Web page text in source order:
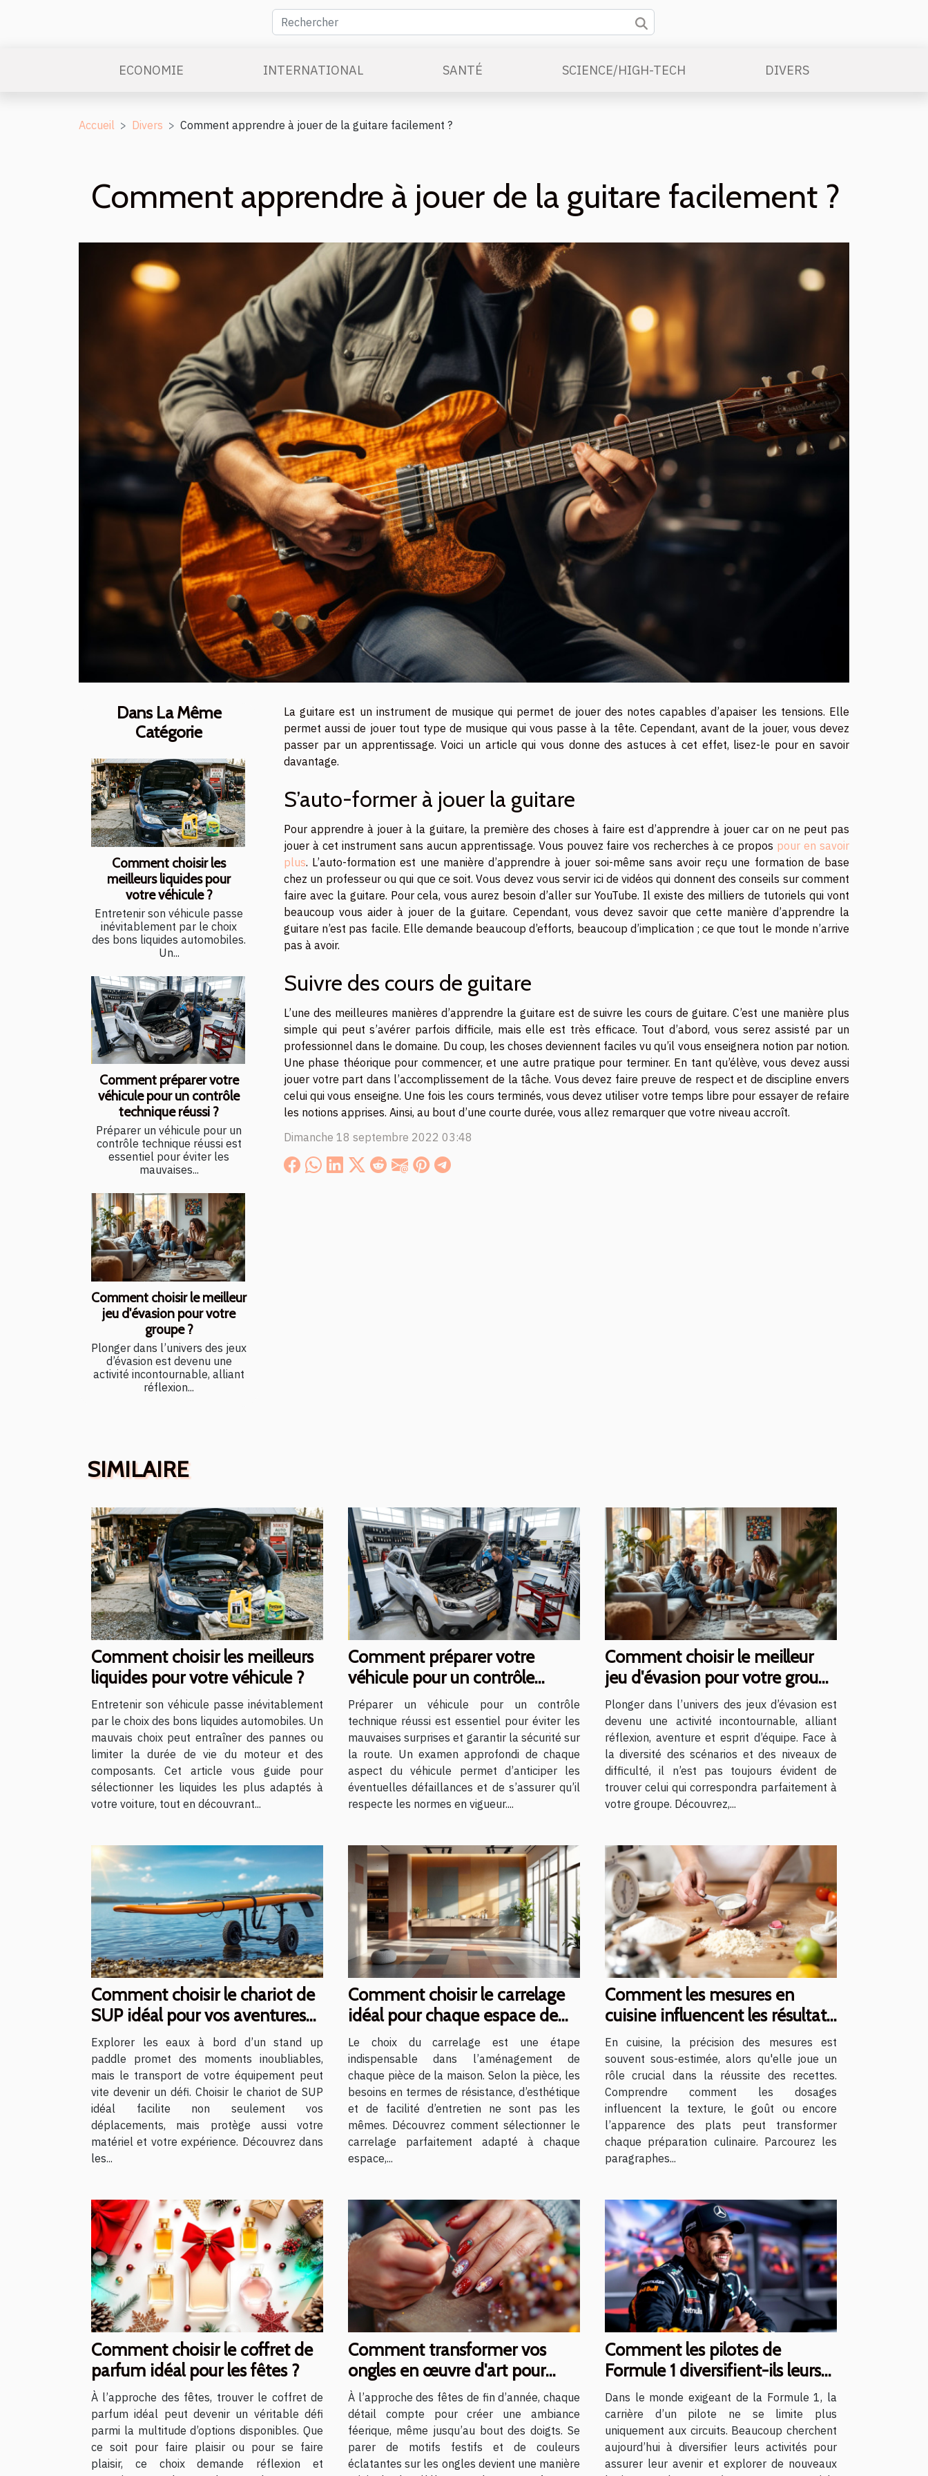
ECONOMIE INTERNATIONAL SANTÉ SCIENCE/HIGH-TECH DIVERS
Accueil Divers Comment apprendre à jouer de la guitare facilement ?
Comment apprendre à jouer de la guitare facilement ?
Dans La Même
Catégorie
Comment choisir les
meilleurs liquides pour
votre véhicule ?
Entretenir son véhicule passe
inévitablement par le choix
des bons liquides automobiles.
Un...
Comment préparer votre
véhicule pour un contrôle
technique réussi ?
Préparer un véhicule pour un
contrôle technique réussi est
essentiel pour éviter les
mauvaises...
Comment choisir le meilleur
jeu d'évasion pour votre
groupe ?
Plonger dans l’univers des jeux
d’évasion est devenu une
activité incontournable, alliant
réflexion...
La guitare est un instrument de musique qui permet de jouer des notes capables d’apaiser les tensions. Elle
permet aussi de jouer tout type de musique qui vous passe à la tête. Cependant, avant de la jouer, vous devez
passer par un apprentissage. Voici un article qui vous donne des astuces à cet effet, lisez-le pour en savoir
davantage.
S’auto-former à jouer la guitare
Pour apprendre à jouer à la guitare, la première des choses à faire est d’apprendre à jouer car on ne peut pas
jouer à cet instrument sans aucun apprentissage. Vous pouvez faire vos recherches à ce propos pour en savoir
plus. L’auto-formation est une manière d’apprendre à jouer soi-même sans avoir reçu une formation de base
chez un professeur ou qui que ce soit. Vous devez vous servir ici de vidéos qui donnent des conseils sur comment
faire avec la guitare. Pour cela, vous aurez besoin d’aller sur YouTube. Il existe des milliers de tutoriels qui vont
beaucoup vous aider à jouer de la guitare. Cependant, vous devez savoir que cette manière d’apprendre la
guitare n’est pas facile. Elle demande beaucoup d’efforts, beaucoup d’implication ; ce que tout le monde n’arrive
pas à avoir.
Suivre des cours de guitare
L’une des meilleures manières d’apprendre la guitare est de suivre les cours de guitare. C’est une manière plus
simple qui peut s’avérer parfois difficile, mais elle est très efficace. Tout d’abord, vous serez assisté par un
professionnel dans le domaine. Du coup, les choses deviennent faciles vu qu’il vous enseignera notion par notion.
Une phase théorique pour commencer, et une autre pratique pour terminer. En tant qu’élève, vous devez aussi
jouer votre part dans l’accomplissement de la tâche. Vous devez faire preuve de respect et de discipline envers
celui qui vous enseigne. Une fois les cours terminés, vous devez utiliser votre temps libre pour essayer de refaire
les notions apprises. Ainsi, au bout d’une courte durée, vous allez remarquer que votre niveau accroît.
Dimanche 18 septembre 2022 03:48
SIMILAIRE
Comment choisir les meilleurs
liquides pour votre véhicule ?
Entretenir son véhicule passe inévitablement
par le choix des bons liquides automobiles. Un
mauvais choix peut entraîner des pannes ou
limiter la durée de vie du moteur et des
composants. Cet article vous guide pour
sélectionner les liquides les plus adaptés à
votre voiture, tout en découvrant...
Comment préparer votre
véhicule pour un contrôle
technique réussi ?
Préparer un véhicule pour un contrôle
technique réussi est essentiel pour éviter les
mauvaises surprises et garantir la sécurité sur
la route. Un examen approfondi de chaque
aspect du véhicule permet d’anticiper les
éventuelles défaillances et de s’assurer qu’il
respecte les normes en vigueur....
Comment choisir le meilleur
jeu d'évasion pour votre groupe
?
Plonger dans l’univers des jeux d’évasion est
devenu une activité incontournable, alliant
réflexion, aventure et esprit d’équipe. Face à
la diversité des scénarios et des niveaux de
difficulté, il n’est pas toujours évident de
trouver celui qui correspondra parfaitement à
votre groupe. Découvrez,...
Comment choisir le chariot de
SUP idéal pour vos aventures
aquatiques ?
Explorer les eaux à bord d’un stand up
paddle promet des moments inoubliables,
mais le transport de votre équipement peut
vite devenir un défi. Choisir le chariot de SUP
idéal facilite non seulement vos
déplacements, mais protège aussi votre
matériel et votre expérience. Découvrez dans
les...
Comment choisir le carrelage
idéal pour chaque espace de
votre maison ?
Le choix du carrelage est une étape
indispensable dans l’aménagement de
chaque pièce de la maison. Selon la pièce, les
besoins en termes de résistance, d’esthétique
et de facilité d’entretien ne sont pas les
mêmes. Découvrez comment sélectionner le
carrelage parfaitement adapté à chaque
espace,...
Comment les mesures en
cuisine influencent les résultats
des recettes ?
En cuisine, la précision des mesures est
souvent sous-estimée, alors qu'elle joue un
rôle crucial dans la réussite des recettes.
Comprendre comment les dosages
influencent la texture, le goût ou encore
l’apparence des plats peut transformer
chaque préparation culinaire. Parcourez les
paragraphes...
Comment choisir le coffret de
parfum idéal pour les fêtes ?
À l’approche des fêtes, trouver le coffret de
parfum idéal peut devenir un véritable défi
parmi la multitude d’options disponibles. Que
ce soit pour faire plaisir ou pour se faire
plaisir, ce choix demande réflexion et
Comment transformer vos
ongles en œuvre d'art pour
Noël ?
À l’approche des fêtes de fin d’année, chaque
détail compte pour créer une ambiance
féerique, même jusqu’au bout des doigts. Se
parer de motifs festifs et de couleurs
éclatantes sur les ongles devient une manière
Comment les pilotes de
Formule 1 diversifient-ils leurs
carrières ?
Dans le monde exigeant de la Formule 1, la
carrière d’un pilote ne se limite plus
uniquement aux circuits. Beaucoup cherchent
aujourd’hui à diversifier leurs activités pour
assurer leur avenir et explorer de nouveaux